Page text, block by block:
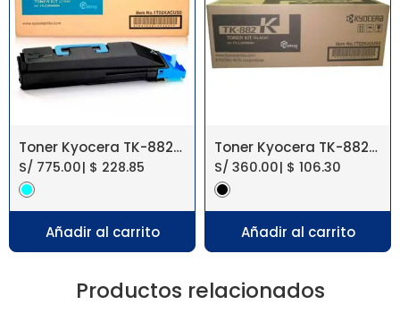
Toner Kyocera TK-882C Cyan FS-C8500DN
S/ 775.00| $ 228.85
Añadir al carrito
Toner Kyocera TK-882K Negro FS-C8500DN
S/ 360.00| $ 106.30
Añadir al carrito
Productos relacionados